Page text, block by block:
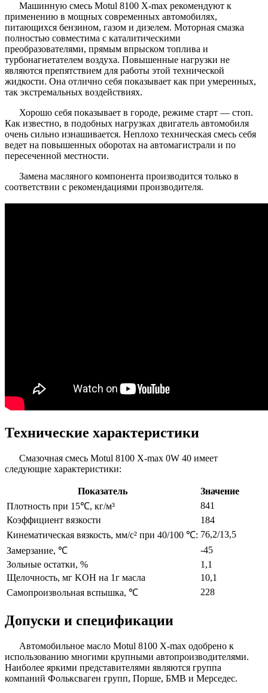
Машинную смесь Motul 8100 X-max рекомендуют к
применению в мощных современных автомобилях,
питающихся бензином, газом и дизелем. Моторная смазка
полностью совместима с каталитическими
преобразователями, прямым впрыском топлива и
турбонагнетателем воздуха. Повышенные нагрузки не
являются препятствием для работы этой технической
жидкости. Она отлично себя показывает как при умеренных,
так экстремальных воздействиях.
Хорошо себя показывает в городе, режиме старт — стоп.
Как известно, в подобных нагрузках двигатель автомобиля
очень сильно изнашивается. Неплохо техническая смесь себя
ведет на повышенных оборотах на автомагистрали и по
пересеченной местности.
Замена масляного компонента производится только в
соответствии с рекомендациями производителя.
Технические характеристики
Смазочная смесь Motul 8100 X-max 0W 40 имеет
следующие характеристики:
Показатель
Значение
Плотность при 15℃, кг/м³
841
Коэффициент вязкости
184
Кинематическая вязкость, мм/с² при 40/100 ℃: 76,2/13,5
Замерзание, ℃
-45
Зольные остатки, %
1,1
Щелочность, мг KOH на 1г масла
10,1
Самопроизвольная вспышка, ℃
228
Допуски и спецификации
Автомобильное масло Motul 8100 X-max одобрено к
использованию многими крупными автопроизводителями.
Наиболее яркими представителями являются группа
компаний Фольксваген групп, Порше, БМВ и Мерседес.